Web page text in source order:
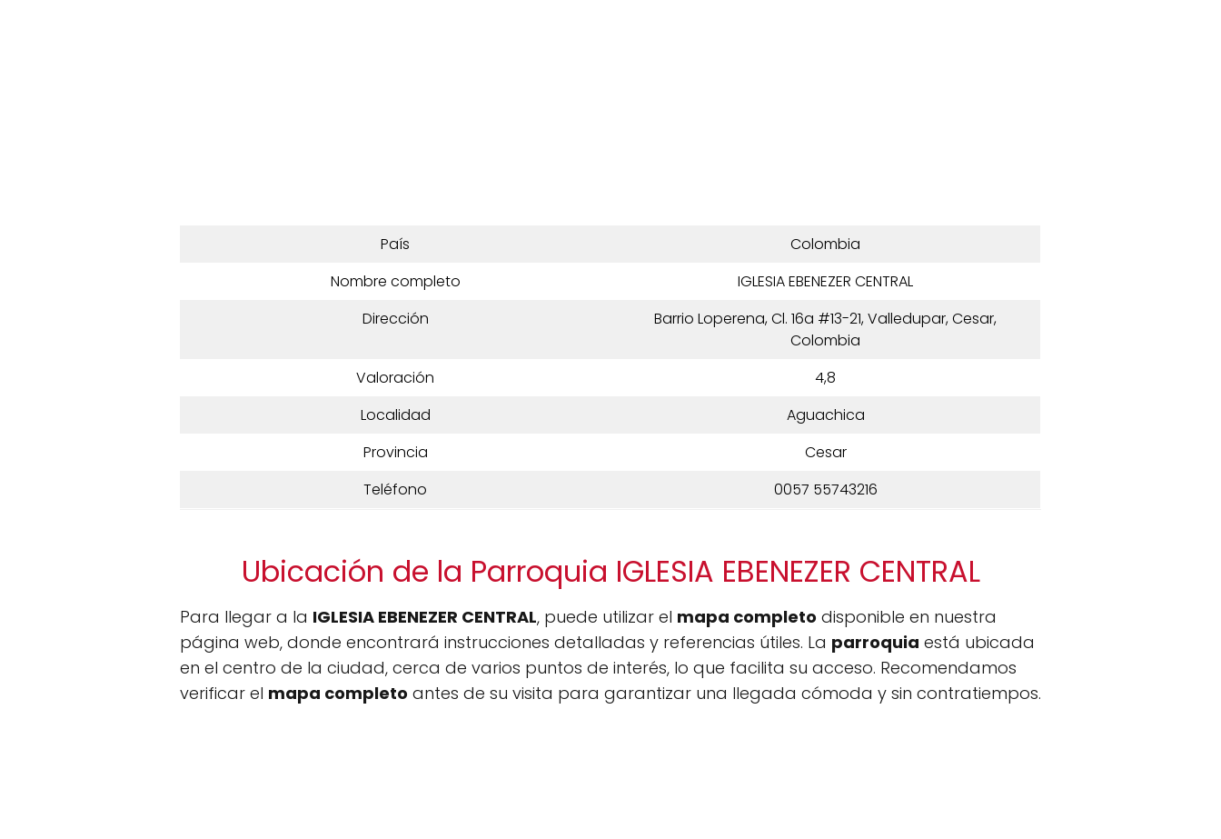
País
Colombia
Nombre completo
IGLESIA EBENEZER CENTRAL
Dirección
Barrio Loperena, Cl. 16a #13-21, Valledupar, Cesar,
Colombia
Valoración
4,8
Localidad
Aguachica
Provincia
Cesar
Teléfono
0057 55743216
Ubicación de la Parroquia IGLESIA EBENEZER CENTRAL
Para llegar a la IGLESIA EBENEZER CENTRAL, puede utilizar el mapa completo disponible en nuestra
página web, donde encontrará instrucciones detalladas y referencias útiles. La parroquia está ubicada
en el centro de la ciudad, cerca de varios puntos de interés, lo que facilita su acceso. Recomendamos
verificar el mapa completo antes de su visita para garantizar una llegada cómoda y sin contratiempos.